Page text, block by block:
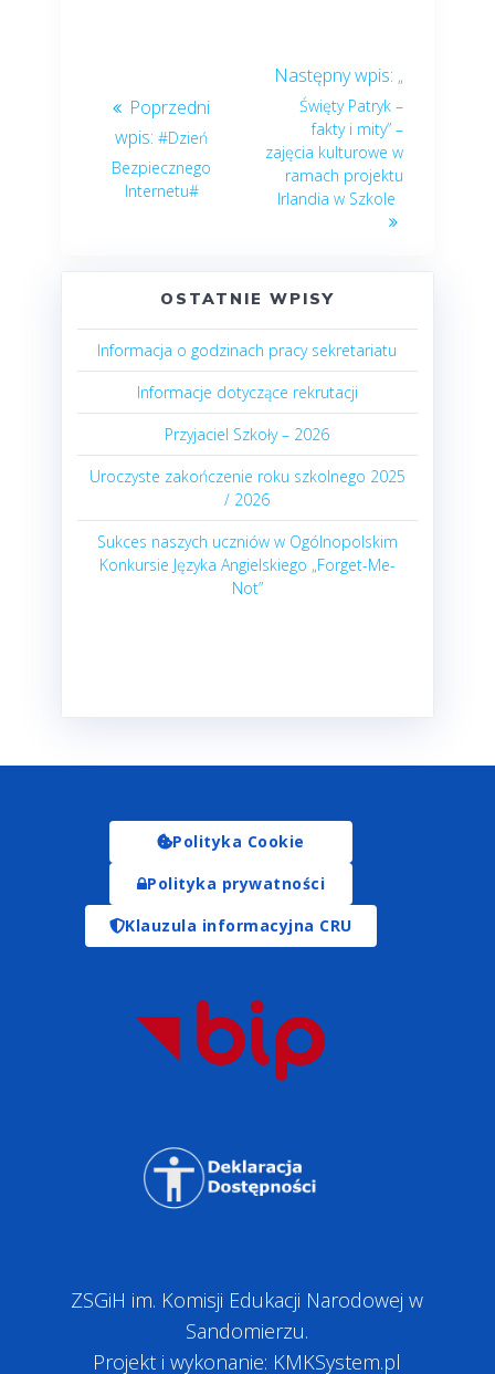
#Dzień
Bezpiecznego
Internetu#
„
Święty Patryk –
fakty i mity” –
zajęcia kulturowe w
ramach projektu
Irlandia w Szkole
OSTATNIE WPISY
Informacja o godzinach pracy sekretariatu
Informacje dotyczące rekrutacji
Przyjaciel Szkoły – 2026
Uroczyste zakończenie roku szkolnego 2025
/ 2026
Sukces naszych uczniów w Ogólnopolskim
Konkursie Języka Angielskiego „Forget-Me-
Not”
Polityka Cookie
Polityka prywatności
Klauzula informacyjna CRU